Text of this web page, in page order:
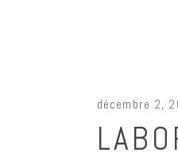
décembre 2,